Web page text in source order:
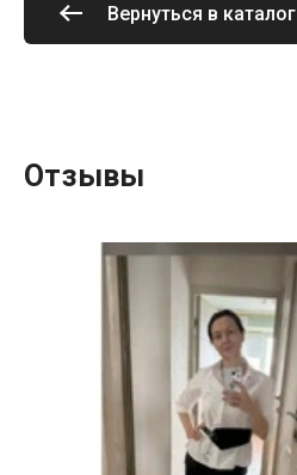
Вернуться в каталог
Отзывы